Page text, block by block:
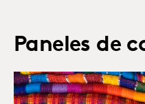
Paneles de